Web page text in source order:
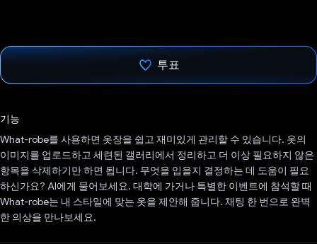
투표
기능
What-robe를 사용하면 옷장을 쉽고 재미있게 관리할 수 있습니다. 옷의
이미지를 업로드하고 세련된 갤러리에서 정리하고 더 이상 필요하지 않은
항목을 삭제하기만 하면 됩니다. 무엇을 입을지 결정하는 데 도움이 필요
하신가요? AI에게 물어보세요. 대학에 가거나 특별한 이벤트에 참석할 때
What-robe는 내 스타일에 맞는 옷을 제안해 줍니다. 채팅 한 번으로 완벽
한 의상을 만나보세요.